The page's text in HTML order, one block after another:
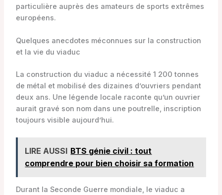
particulière auprès des amateurs de sports extrêmes
européens.
Quelques anecdotes méconnues sur la construction
et la vie du viaduc
La construction du viaduc a nécessité 1 200 tonnes
de métal et mobilisé des dizaines d’ouvriers pendant
deux ans. Une légende locale raconte qu’un ouvrier
aurait gravé son nom dans une poutrelle, inscription
toujours visible aujourd’hui.
LIRE AUSSI BTS génie civil : tout
comprendre pour bien choisir sa formation
Durant la Seconde Guerre mondiale, le viaduc a